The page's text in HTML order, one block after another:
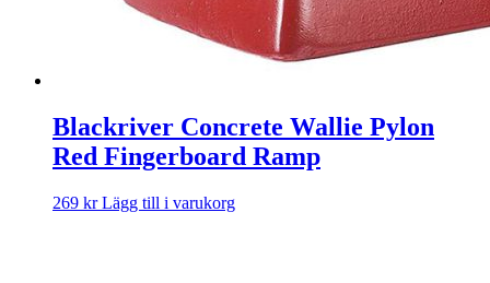
Blackriver Concrete Wallie Pylon
Red Fingerboard Ramp
269 kr Lägg till i varukorg